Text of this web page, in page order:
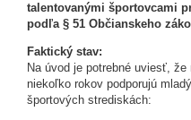
talentovanými športovcami
podľa § 51 Občianskeho
Faktický stav:
Na úvod je potrebné uviesť,
niekoľko rokov podporujú
športových strediskách: